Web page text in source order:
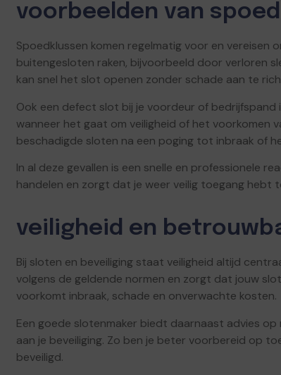
voorbeelden van
Spoedklussen komen regelmatig voor en vereisen
buitengesloten raken, bijvoorbeeld door verloren
kan snel het slot openen zonder schade aan te
Ook een defect slot bij je voordeur of bedrijfspand
wanneer het gaat om veiligheid of het voorkomen
beschadigde sloten na een poging tot inbraak of
In al deze gevallen is een snelle en professionele
handelen en zorgt dat je weer veilig toegang hebt
veiligheid en
Bij sloten en beveiliging staat veiligheid altijd
volgens de geldende normen en zorgt dat jouw
voorkomt inbraak, schade en onverwachte kosten.
Een goede slotenmaker biedt daarnaast advies
aan je beveiliging. Zo ben je beter voorbereid op
beveiligd.